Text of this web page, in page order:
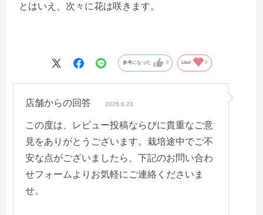
とはいえ、次々に花は咲きます。
参考になった 0 Like! 0
店舗からの回答 2026.6.23
この度は、レビュー投稿ならびに貴重なご意
見をありがとうございます。栽培途中でご不
安な点がございましたら、下記のお問い合わ
せフォームよりお気軽にご連絡くださいま
せ。